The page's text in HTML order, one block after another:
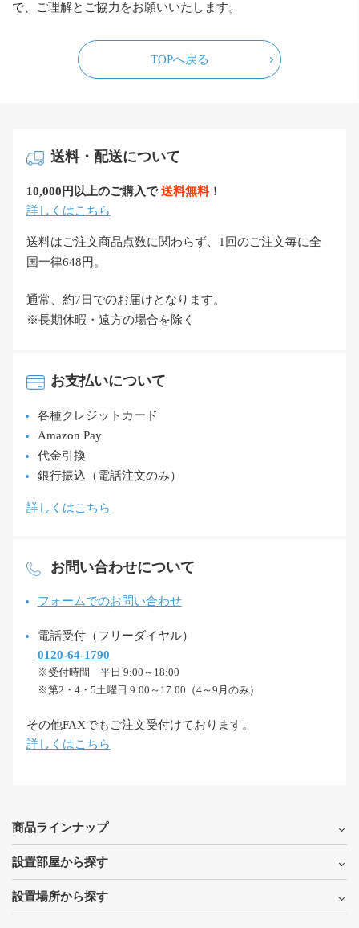
で、ご理解とご協力をお願いいたします。
TOPへ戻る
送料・配送について
10,000円以上のご購入で 送料無料！
詳しくはこちら
送料はご注文商品点数に関わらず、1回のご注文毎に全
国一律648円。
通常、約7日でのお届けとなります。
※長期休暇・遠方の場合を除く
お支払いについて
各種クレジットカード
Amazon Pay
代金引換
銀行振込（電話注文のみ）
詳しくはこちら
お問い合わせについて
フォームでのお問い合わせ
電話受付（フリーダイヤル）
0120-64-1790
※受付時間 平日 9:00～18:00
※第2・4・5土曜日 9:00～17:00（4～9月のみ）
その他FAXでもご注文受付けております。
詳しくはこちら
商品ラインナップ
設置部屋から探す
設置場所から探す